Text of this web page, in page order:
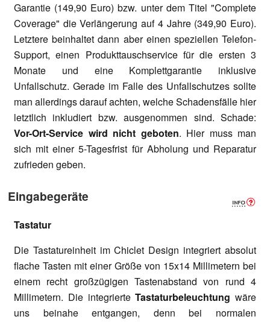
Garantie (149,90 Euro) bzw. unter dem Titel "Complete
Coverage" die Verlängerung auf 4 Jahre (349,90 Euro).
Letztere beinhaltet dann aber einen speziellen Telefon-
Support, einen Produkttauschservice für die ersten 3
Monate und eine Komplettgarantie inklusive
Unfallschutz. Gerade im Falle des Unfallschutzes sollte
man allerdings darauf achten, welche Schadensfälle hier
letztlich inkludiert bzw. ausgenommen sind. Schade:
Vor-Ort-Service wird nicht geboten. Hier muss man
sich mit einer 5-Tagesfrist für Abholung und Reparatur
zufrieden geben.
Eingabegeräte
Tastatur
Die Tastatureinheit im Chiclet Design integriert absolut
flache Tasten mit einer Größe von 15x14 Millimetern bei
einem recht großzügigen Tastenabstand von rund 4
Millimetern. Die integrierteTastaturbeleuchtung wäre
uns beinahe entgangen, denn bei normalen